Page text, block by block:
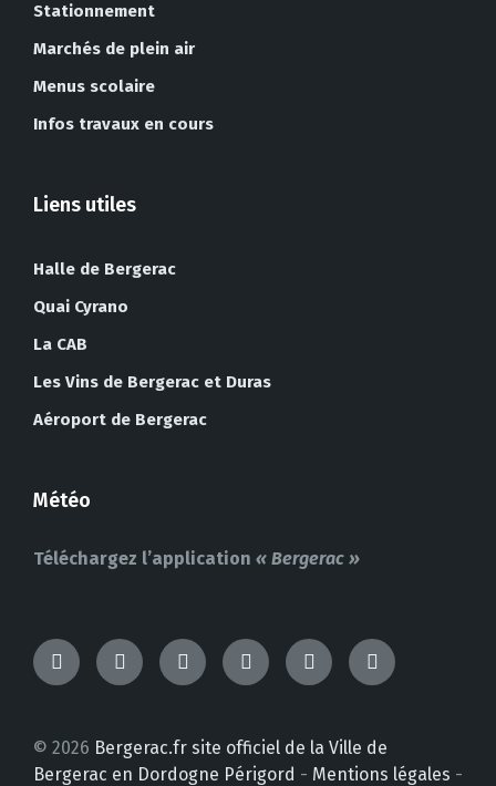
Stationnement
Marchés de plein air
Menus scolaire
Infos travaux en cours
Liens utiles
Halle de Bergerac
Quai Cyrano
La CAB
Les Vins de Bergerac et Duras
Aéroport de Bergerac
Météo
Téléchargez l’application « Bergerac »
TikTok MessengerFacebook InstagramYouTube LinkedIn
© 2026 Bergerac.fr site officiel de la Ville de
Bergerac en Dordogne Périgord - Mentions légales -